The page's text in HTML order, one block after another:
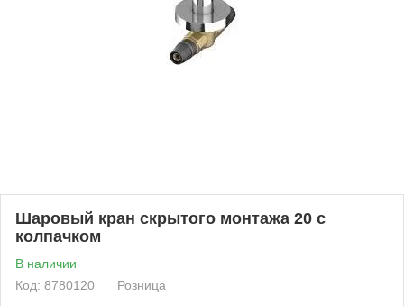
Шаровый кран скрытого монтажа 20 с
колпачком
В наличии
Код: 8780120
Розница